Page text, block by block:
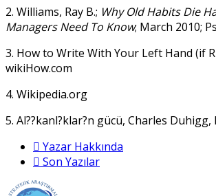
2. Williams, Ray B.; Why Old Habits Die
Managers Need To Know; March 2010;
3. How to Write With Your Left Hand (if
wikiHow.com
4. Wikipedia.org
5. Al??kanl?klar?n gücü, Charles Duhigg,
Yazar Hakkında
Son Yazılar